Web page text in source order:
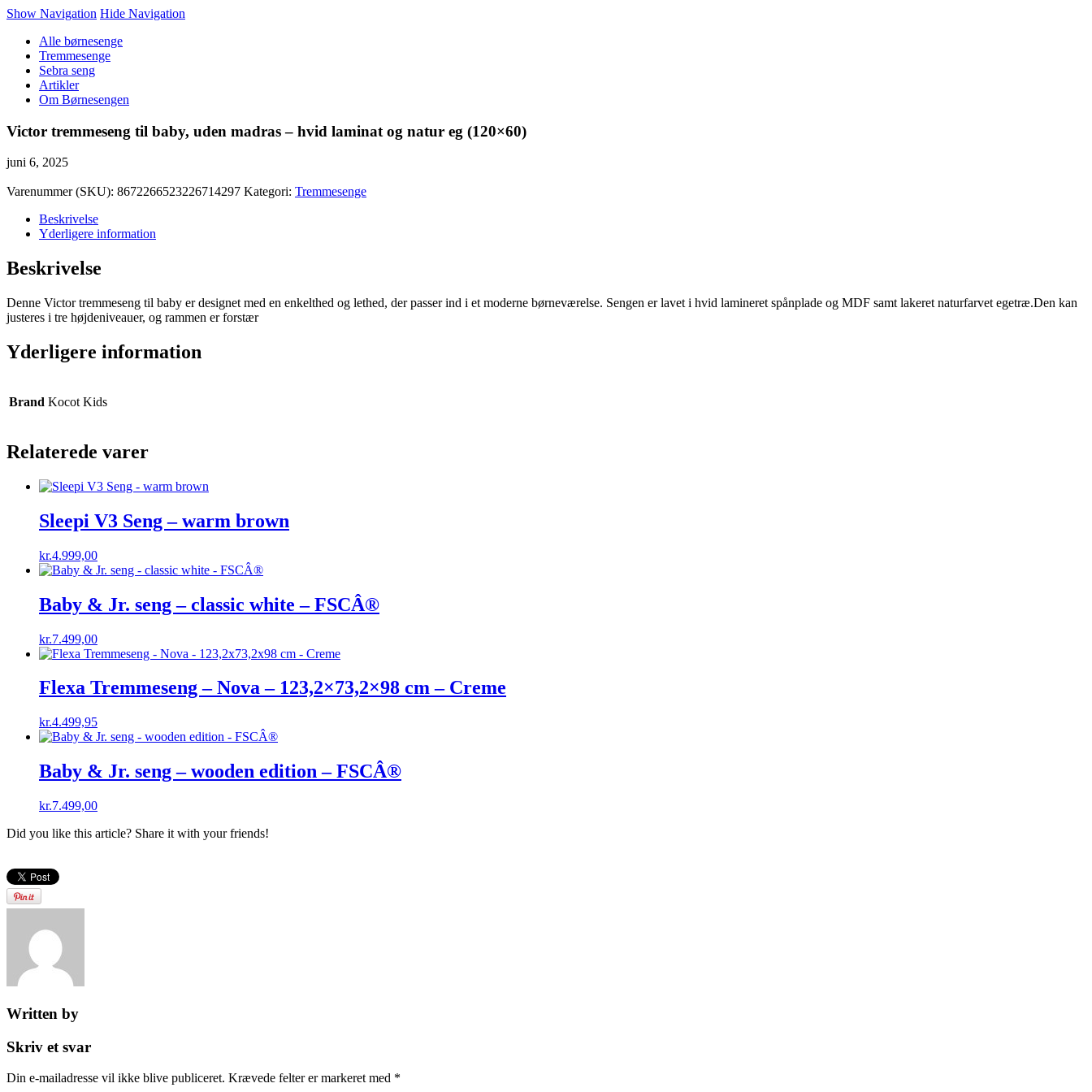
Show Navigation Hide Navigation
Alle børnesenge
Tremmesenge
Sebra seng
Artikler
Om Børnesengen
Victor tremmeseng til baby, uden madras – hvid laminat og natur eg (120×60)
juni 6, 2025
Varenummer (SKU): 8672266523226714297 Kategori: Tremmesenge
Beskrivelse
Yderligere information
Beskrivelse
Denne Victor tremmeseng til baby er designet med en enkelthed og lethed, der passer ind i et moderne børneværelse. Sengen er lavet i hvid lamineret spånplade og MDF samt lakeret naturfarvet egetræ.Den kan
justeres i tre højdeniveauer, og rammen er forstær
Yderligere information
Brand Kocot Kids
Relaterede varer
Sleepi V3 Seng – warm brown
kr.4.999,00
Baby & Jr. seng – classic white – FSCÂ®
kr.7.499,00
Flexa Tremmeseng – Nova – 123,2×73,2×98 cm – Creme
kr.4.499,95
Baby & Jr. seng – wooden edition – FSCÂ®
kr.7.499,00
Did you like this article? Share it with your friends!
Written by
Skriv et svar
Din e-mailadresse vil ikke blive publiceret. Krævede felter er markeret med *